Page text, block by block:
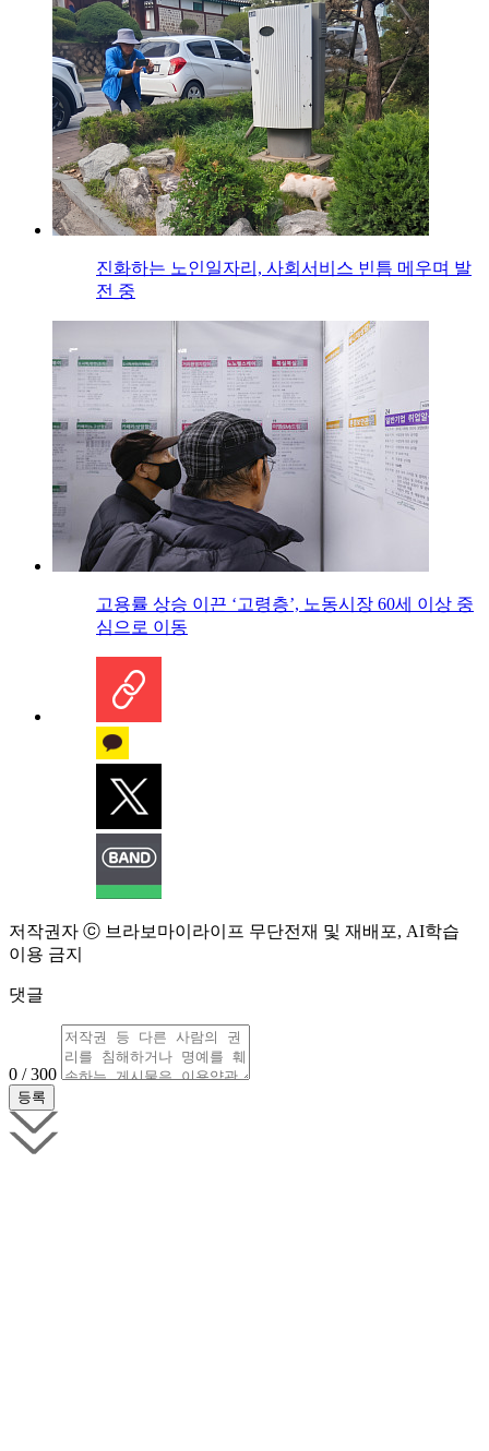
진화하는 노인일자리, 사회서비스 빈틈 메우며 발
전 중
고용률 상승 이끈 ‘고령층’, 노동시장 60세 이상 중
심으로 이동
저작권자 ⓒ 브라보마이라이프 무단전재 및 재배포, AI학습
이용 금지
댓글
0 / 300